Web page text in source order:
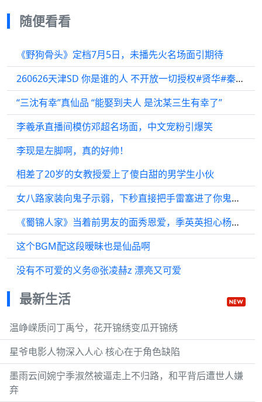
随便看看
《野狗骨头》定档7月5日，未播先火名场面引期待
260626天津SD 你是谁的人 不开放一切授权#贤华#秦霄贤何九华
“三沈有幸”真仙品 “能娶到夫人 是沈某三生有幸了”
李羲承直播间模仿邓超名场面，中文宠粉引爆笑
李现是左脚啊，真的好帅！
相差了20岁的女教授爱上了傻白甜的男学生小伙
女八路家装向鬼子示弱，下秒直接把手雷塞进了你鬼子嘴巴里
《蜀锦人家》当着前男友的面秀恩爱，季英英担心杨静澜出事想跟着他
这个BGM配这段暧昧也是仙品啊
没有不可爱的义务@张凌赫z 漂亮又可爱
最新生活
温峥嵘质问丁禹兮，花开锦绣变瓜开锦绣
星爷电影人物深入人心 核心在于角色缺陷
墨雨云间婉宁季淑然被逼走上不归路，和平背后遭世人嫌
弃